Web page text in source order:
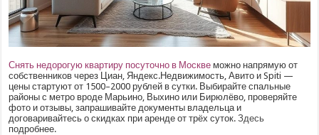
Снять недорогую квартиру посуточно в Москве можно напрямую от
собственников через Циан, Яндекс.Недвижимость, Авито и Spiti —
цены стартуют от 1500–2000 рублей в сутки. Выбирайте спальные
районы с метро вроде Марьино, Выхино или Бирюлёво, проверяйте
фото и отзывы, запрашивайте документы владельца и
договаривайтесь о скидках при аренде от трёх суток.Здесь
подробнее.